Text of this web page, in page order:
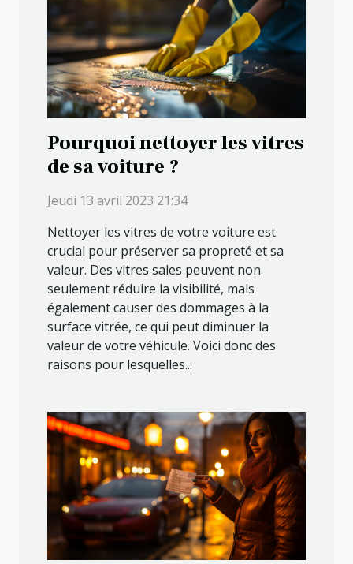
Pourquoi nettoyer les vitres
de sa voiture ?
Jeudi 13 avril 2023 21:34
Nettoyer les vitres de votre voiture est
crucial pour préserver sa propreté et sa
valeur. Des vitres sales peuvent non
seulement réduire la visibilité, mais
également causer des dommages à la
surface vitrée, ce qui peut diminuer la
valeur de votre véhicule. Voici donc des
raisons pour lesquelles...